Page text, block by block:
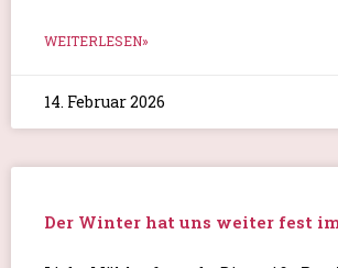
WEITERLESEN»
14. Februar 2026
Der Winter hat uns weiter fest